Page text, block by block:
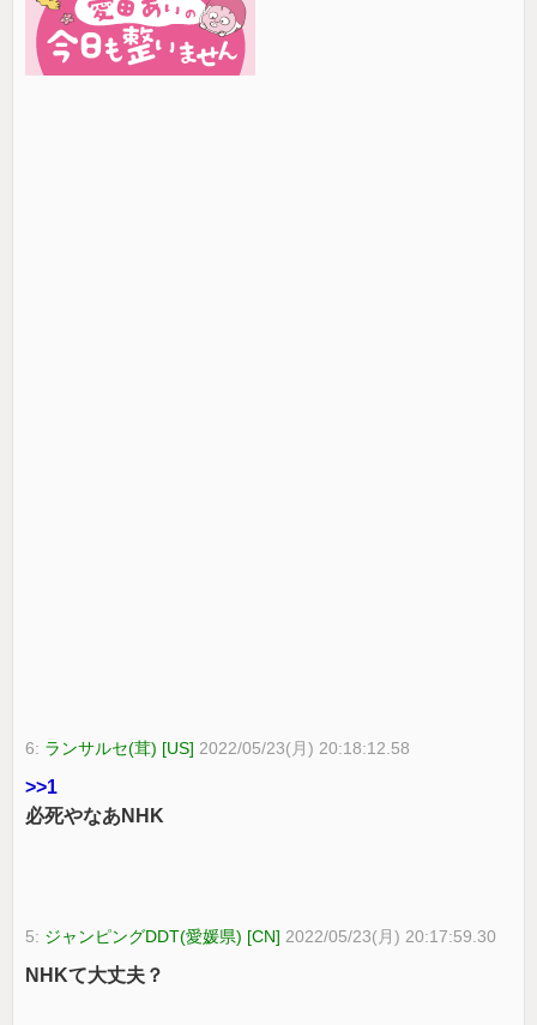
6: ランサルセ(茸) [US] 2022/05/23(月) 20:18:12.58
>>1
必死やなあNHK
5: ジャンピングDDT(愛媛県) [CN] 2022/05/23(月) 20:17:59.30
NHKて大丈夫？